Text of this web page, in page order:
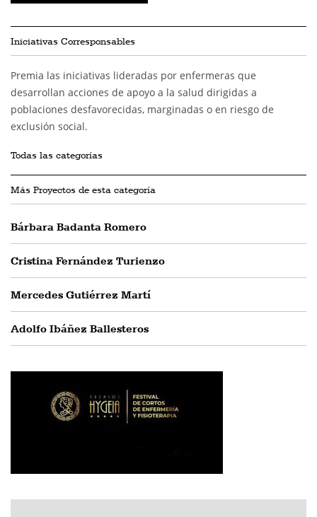
Iniciativas Corresponsables
Premia las iniciativas lideradas por enfermeras que
desarrollan acciones de apoyo a la salud dirigidas a
poblaciones desfavorecidas, marginadas o en riesgo de
exclusión social.
Todas las categorías
Más Proyectos de esta categoría
Bárbara Badanta Romero
Cristina Fernández Turienzo
Mercedes Gutiérrez Martí
Adolfo Ibáñez Ballesteros